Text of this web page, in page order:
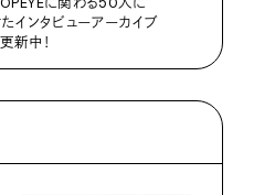
インタビューアーカイブ
新中！